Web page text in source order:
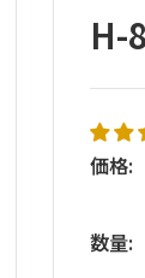
H-
価格:
数量: